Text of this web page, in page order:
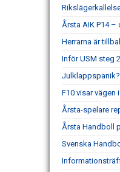
Årsta AIK P14
Herrarna är
Inför USM steg
Julklappspanik?
F10 visar vägen
Årsta-spelare
Årsta Handboll
Svenska